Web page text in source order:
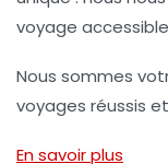
voyage
Nous sommes
voyages réussis
En savoir plus